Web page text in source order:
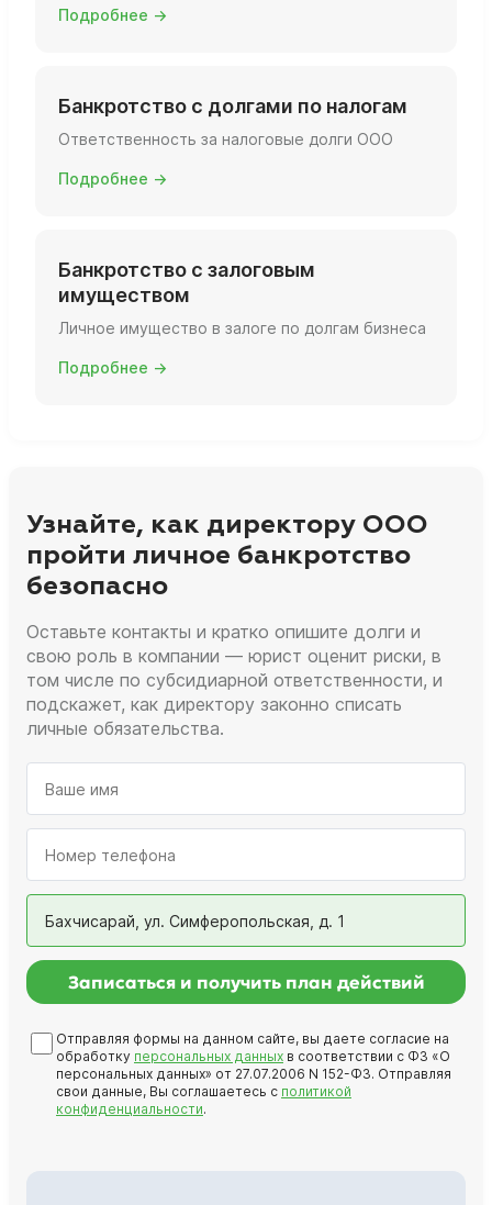
Подробнее →
Банкротство с долгами по налогам
Ответственность за налоговые долги ООО
Подробнее →
Банкротство с залоговым
имуществом
Личное имущество в залоге по долгам бизнеса
Подробнее →
Узнайте, как директору ООО
пройти личное банкротство
безопасно
Оставьте контакты и кратко опишите долги и
свою роль в компании — юрист оценит риски, в
том числе по субсидиарной ответственности, и
подскажет, как директору законно списать
личные обязательства.
Бахчисарай, ул. Симферопольская, д. 1
Записаться и получить план действий
Отправляя формы на данном сайте, вы даете согласие на
обработку персональных данных в соответствии с ФЗ «О
персональных данных» от 27.07.2006 N 152-ФЗ. Отправляя
свои данные, Вы соглашаетесь с политикой
конфиденциальности.